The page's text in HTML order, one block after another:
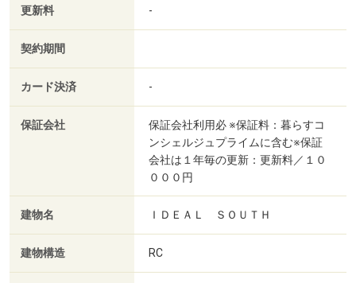
更新料 -
契約期間
カード決済 -
保証会社
保証会社利用必 ※保証料：暮らすコ
ンシェルジュプライムに含む※保証
会社は１年毎の更新：更新料／１０
０００円
建物名 ＩＤＥＡＬ ＳＯＵＴＨ
建物構造 RC